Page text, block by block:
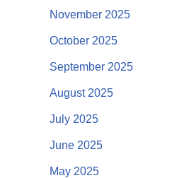
November 2025
October 2025
September 2025
August 2025
July 2025
June 2025
May 2025